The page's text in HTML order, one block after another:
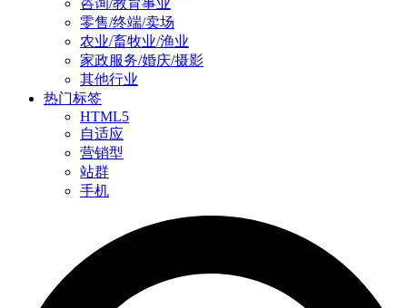
咨询/教育事业
零售/终端/卖场
农业/畜牧业/渔业
家政服务/婚庆/摄影
其他行业
热门标签
HTML5
自适应
营销型
站群
手机